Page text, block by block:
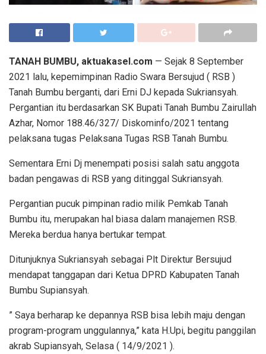
TANAH BUMBU, aktuakasel.com — Sejak 8 September
2021 lalu, kepemimpinan Radio Swara Bersujud ( RSB )
Tanah Bumbu berganti, dari Erni DJ kepada Sukriansyah.
Pergantian itu berdasarkan SK Bupati Tanah Bumbu Zairullah
Azhar, Nomor 188.46/327/ Diskominfo/2021 tentang
pelaksana tugas Pelaksana Tugas RSB Tanah Bumbu.
Sementara Erni Dj menempati posisi salah satu anggota
badan pengawas di RSB yang ditinggal Sukriansyah.
Pergantian pucuk pimpinan radio milik Pemkab Tanah
Bumbu itu, merupakan hal biasa dalam manajemen RSB.
Mereka berdua hanya bertukar tempat.
Ditunjuknya Sukriansyah sebagai Plt Direktur Bersujud
mendapat tanggapan dari Ketua DPRD Kabupaten Tanah
Bumbu Supiansyah.
” Saya berharap ke depannya RSB bisa lebih maju dengan
program-program unggulannya,” kata H.Upi, begitu panggilan
akrab Supiansyah, Selasa ( 14/9/2021 ).